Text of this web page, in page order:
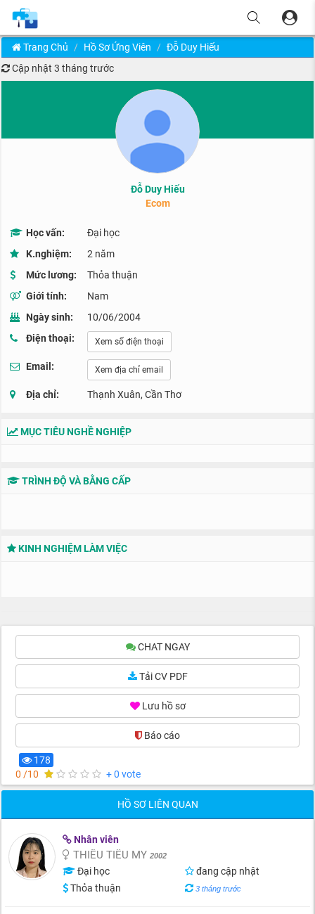
Trang Chủ Hồ Sơ Ứng Viên
Đỗ Duy Hiếu
Cập nhật 3 tháng trước
Đỗ Duy Hiếu
Ecom
Học vấn:
Đại học
K.nghiệm:
2 năm
Mức lương:
Thỏa thuận
Giới tính:
Nam
Ngày sinh:
10/06/2004
Điện thoại:
Xem số điện thoại
Email: Xem địa chỉ email
Địa chỉ: Thạnh Xuân, Cần Thơ
MỤC TIÊU NGHỀ NGHIỆP
TRÌNH ĐỘ VÀ BẰNG CẤP
KINH NGHIỆM LÀM VIỆC
CHAT NGAY
Tải CV PDF
Lưu hồ sơ
Báo cáo(0)
178
0 /10
+ 0 vote
HỒ SƠ LIÊN QUAN
Nhân viên
THIỀU TIỂU MY 2002
Đại học
đang cập nhật
Thỏa thuận
3 tháng trước